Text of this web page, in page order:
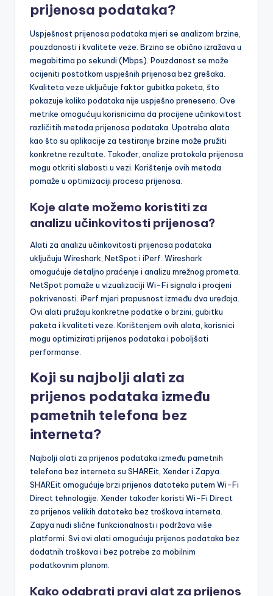
prijenosa podataka?
Uspješnost prijenosa podataka mjeri se analizom brzine,
pouzdanosti i kvalitete veze. Brzina se obično izražava u
megabitima po sekundi (Mbps). Pouzdanost se može
ocijeniti postotkom uspješnih prijenosa bez grešaka.
Kvaliteta veze uključuje faktor gubitka paketa, što
pokazuje koliko podataka nije uspješno preneseno. Ove
metrike omogućuju korisnicima da procijene učinkovitost
različitih metoda prijenosa podataka. Upotreba alata
kao što su aplikacije za testiranje brzine može pružiti
konkretne rezultate. Također, analize protokola prijenosa
mogu otkriti slabosti u vezi. Korištenje ovih metoda
pomaže u optimizaciji procesa prijenosa.
Koje alate možemo koristiti za
analizu učinkovitosti prijenosa?
Alati za analizu učinkovitosti prijenosa podataka
uključuju Wireshark, NetSpot i iPerf. Wireshark
omogućuje detaljno praćenje i analizu mrežnog prometa.
NetSpot pomaže u vizualizaciji Wi-Fi signala i procjeni
pokrivenosti. iPerf mjeri propusnost između dva uređaja.
Ovi alati pružaju konkretne podatke o brzini, gubitku
paketa i kvaliteti veze. Korištenjem ovih alata, korisnici
mogu optimizirati prijenos podataka i poboljšati
performanse.
Koji su najbolji alati za
prijenos podataka između
pametnih telefona bez
interneta?
Najbolji alati za prijenos podataka između pametnih
telefona bez interneta su SHAREit, Xender i Zapya.
SHAREit omogućuje brzi prijenos datoteka putem Wi-Fi
Direct tehnologije. Xender također koristi Wi-Fi Direct
za prijenos velikih datoteka bez troškova interneta.
Zapya nudi slične funkcionalnosti i podržava više
platformi. Svi ovi alati omogućuju prijenos podataka bez
dodatnih troškova i bez potrebe za mobilnim
podatkovnim planom.
Kako odabrati pravi alat za prijenos